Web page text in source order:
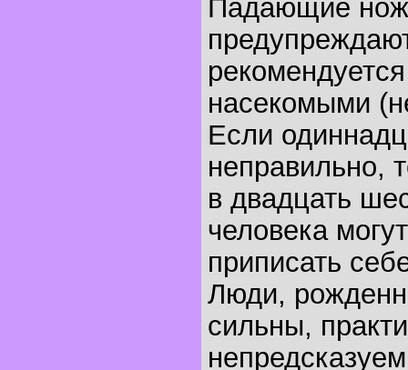
Падающие
насекомыми
Если
неправильно,
в двадцать
человека
приписать
Люди,
сильны,